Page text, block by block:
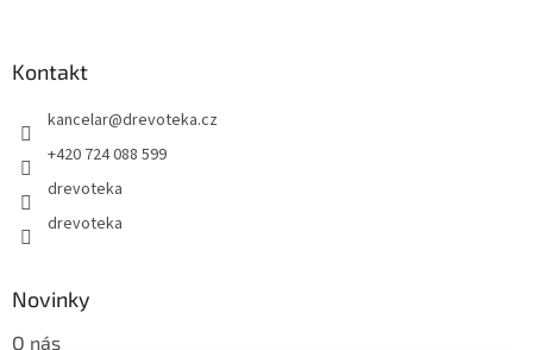
Kontakt
kancelar@drevoteka.cz
+420 724 088 599
drevoteka
drevoteka
Novinky
O nás